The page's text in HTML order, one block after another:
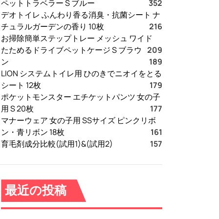
ペットトラベラー S ブルー
352
デオトイレ ふんわり香る消臭・抗菌シート ナ
チュラルガーデンの香り 10枚
216
お掃除簡単ステップトレー メッシュ ワイド
209
たためるドライブペットケージ S ブラウ
ン
189
LION システムトイレ用 ひのきでニオイをとる
シート 12枚
179
ポケットモンスター エチケットパンツ 女の子
用 S 20枚
177
マナーウェア 女の子用 SSサイズ ピンクリボ
ン・青リボン 18枚
161
育毛剤成分比較(試用1)&(試用2)
157
最近の投稿